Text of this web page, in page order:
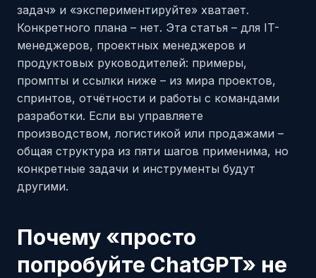
задач» и «экспериментируйте» хватает.
Конкретного плана – нет. Эта статья – для IT-
менеджеров, проектных менеджеров и
продуктовых руководителей: примеры,
промпты и ссылки ниже – из мира проектов,
спринтов, отчётности и работы с командами
разработки. Если вы управляете
производством, логистикой или продажами –
общая структура из пяти шагов применима, но
конкретные задачи и инструменты будут
другими.
Почему «просто
попробуйте ChatGPT» не